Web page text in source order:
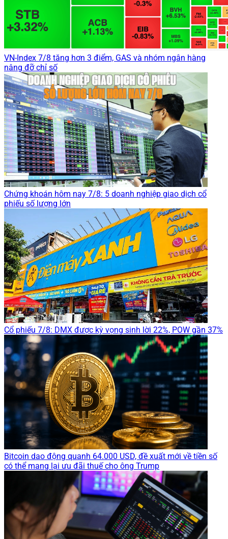
VN-Index 7/8 tăng hơn 3 điểm, GAS và nhóm ngân hàng
nâng đỡ chỉ số
Chứng khoán hôm nay 7/8: 5 doanh nghiệp giao dịch cổ
phiếu số lượng lớn
Cổ phiếu 7/8: DMX được kỳ vọng sinh lời 22%, POW gần 37%
Bitcoin dao động quanh 64.000 USD, đề xuất mới về tiền số
có thể mang lại ưu đãi thuế cho ông Trump